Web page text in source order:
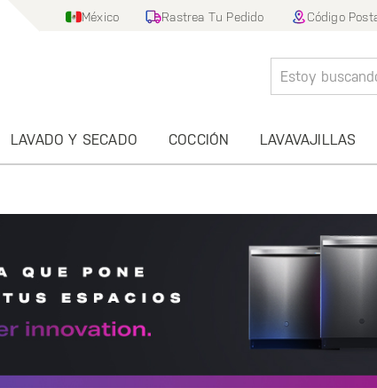
México Rastrea Tu Pedido Código
LAVADO Y SECADO COCCIÓN LAVAVAJILLAS